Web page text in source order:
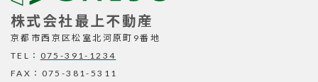
株式会社最上不動産
京都市西京区松室北河原町9番地
TEL： 075-391-1234
FAX：075-381-5311